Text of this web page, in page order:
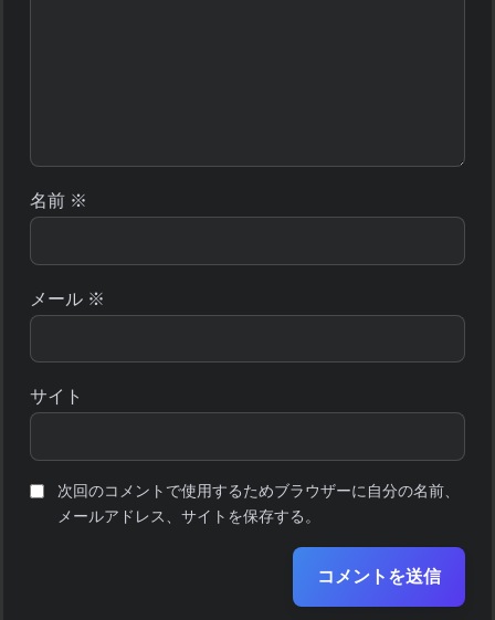
名前 ※
メール ※
サイト
次回のコメントで使用するためブラウザーに自分の名前、
メールアドレス、サイトを保存する。